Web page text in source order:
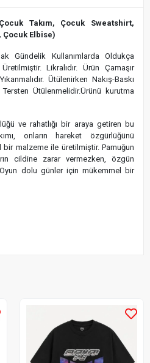
Takım, Çocuk Sweatshirt,
Çocuk Elbise)
Gündelik Kullanımlarda Oldukça
Likralıdır. Ürün Çamaşır
Ütülenirken Nakış-Baskı
Ütülenmelidir.Ürünü kurutma
ve rahatlığı bir araya getiren bu
onların hareket özgürlüğünü
bir malzeme ile üretilmiştir. Pamuğun
cildine zarar vermezken, özgün
dolu günler için mükemmel bir